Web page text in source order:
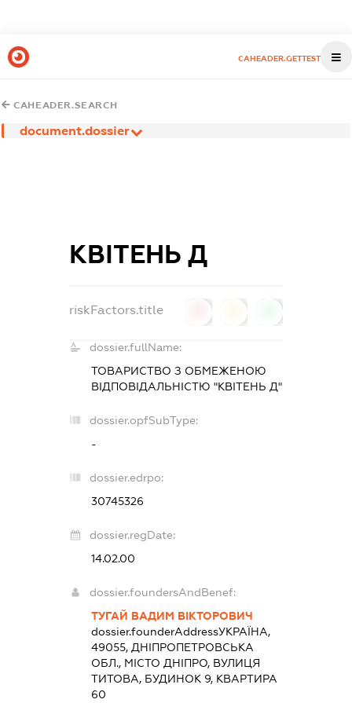
CAHEADER.GETTEST
CAHEADER.SEARCH
document.dossier
КВІТЕНЬ Д
riskFactors.title
dossier.fullName:
ТОВАРИСТВО З ОБМЕЖЕНОЮ
ВІДПОВІДАЛЬНІСТЮ "КВІТЕНЬ Д"
dossier.opfSubType:
-
dossier.edrpo:
30745326
dossier.regDate:
14.02.00
dossier.foundersAndBenef:
ТУГАЙ ВАДИМ ВІКТОРОВИЧ
dossier.founderAddressУКРАЇНА,
49055, ДНІПРОПЕТРОВСЬКА
ОБЛ., МІСТО ДНІПРО, ВУЛИЦЯ
ТИТОВА, БУДИНОК 9, КВАРТИРА
60